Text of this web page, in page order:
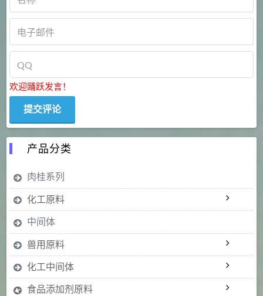
欢迎踊跃发言！
产品分类
肉桂系列
化工原料
中间体
兽用原料
化工中间体
食品添加剂原料